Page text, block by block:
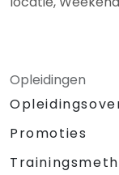
Opleidingen
Promoties